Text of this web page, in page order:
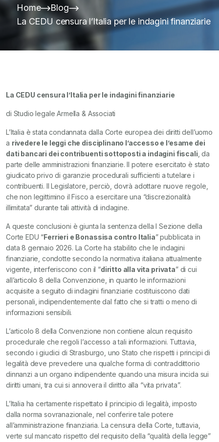
Home
Blog
La CEDU censura l’Italia per le indagini finanziarie
La CEDU censura l’Italia per le indagini finanziarie
di Studio legale Armella & Associati
L’Italia è stata condannata dalla Corte europea dei diritti dell’uomo
a rivedere le leggi che disciplinano l’accesso e l’esame dei
dati bancari dei contribuenti sottoposti a indagini fiscali , da
parte delle amministrazioni finanziarie. Il potere esercitato è stato
giudicato privo di garanzie procedurali sufficienti a tutelare i
contribuenti. Il Legislatore, perciò, dovrà adottare nuove regole,
che non legittimino il Fisco a esercitare una “discrezionalità
illimitata” durante tali attività di indagine.
A queste conclusioni è giunta la sentenza della I Sezione della
Corte EDU “Ferrieri e Bonassisa contro Italia” pubblicata in
data 8 gennaio 2026. La Corte ha stabilito che le indagini
finanziarie, condotte secondo la normativa italiana attualmente
vigente, interferiscono con il “diritto alla vita privata” di cui
all’articolo 8 della Convenzione, in quanto le informazioni
acquisite a seguito di indagini finanziarie costituiscono dati
personali, indipendentemente dal fatto che si tratti o meno di
informazioni sensibili.
L’articolo 8 della Convenzione non contiene alcun requisito
procedurale che regoli l’accesso a tali informazioni. Tuttavia,
secondo i giudici di Strasburgo, uno Stato che rispetti i principi di
legalità deve prevedere una qualche forma di contraddittorio
dinnanzi a un organo indipendente quando una misura incida sui
diritti umani, tra cui si annovera il diritto alla “vita privata”.
L’Italia ha certamente rispettato il principio di legalità, imposto
dalla norma sovranazionale, nel conferire tale potere
all’amministrazione finanziaria. La censura della Corte, tuttavia,
verte sul mancato rispetto del requisito della “qualità della legge”